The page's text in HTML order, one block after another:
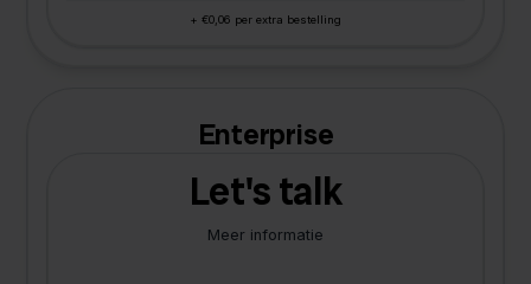
+ €0,06 per extra bestelling
Enterprise
Let's talk
Meer informatie